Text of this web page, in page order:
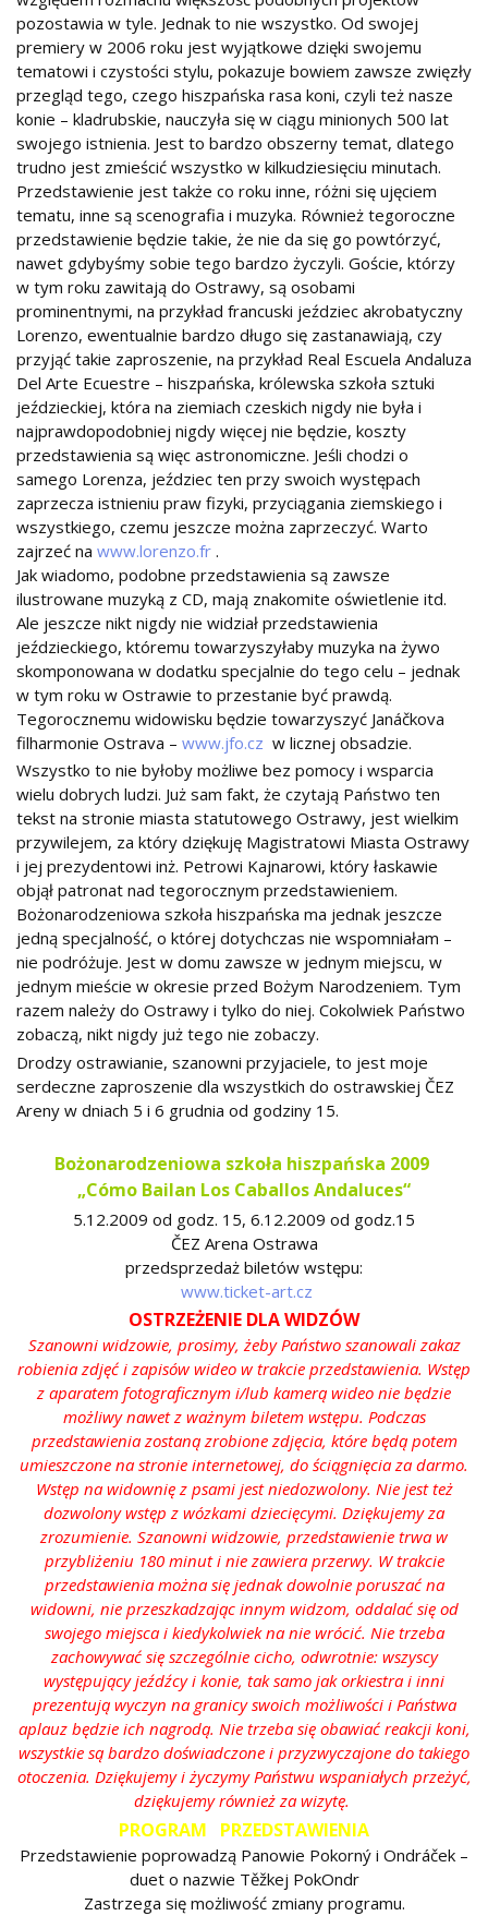
pozostawia w tyle. Jednak to nie wszystko. Od swojej
premiery w 2006 roku jest wyjątkowe dzięki swojemu
tematowi i czystości stylu, pokazuje bowiem zawsze zwięzły
przegląd tego, czego hiszpańska rasa koni, czyli też nasze
konie – kladrubskie, nauczyła się w ciągu minionych 500 lat
swojego istnienia. Jest to bardzo obszerny temat, dlatego
trudno jest zmieścić wszystko w kilkudziesięciu minutach.
Przedstawienie jest także co roku inne, różni się ujęciem
tematu, inne są scenografia i muzyka. Również tegoroczne
przedstawienie będzie takie, że nie da się go powtórzyć,
nawet gdybyśmy sobie tego bardzo życzyli. Goście, którzy
w tym roku zawitają do Ostrawy, są osobami
prominentnymi, na przykład francuski jeździec akrobatyczny
Lorenzo, ewentualnie bardzo długo się zastanawiają, czy
przyjąć takie zaproszenie, na przykład Real Escuela Andaluza
Del Arte Ecuestre – hiszpańska, królewska szkoła sztuki
jeździeckiej, która na ziemiach czeskich nigdy nie była i
najprawdopodobniej nigdy więcej nie będzie, koszty
przedstawienia są więc astronomiczne. Jeśli chodzi o
samego Lorenza, jeździec ten przy swoich występach
zaprzecza istnieniu praw fizyki, przyciągania ziemskiego i
wszystkiego, czemu jeszcze można zaprzeczyć. Warto
zajrzeć na www.lorenzo.fr .
Jak wiadomo, podobne przedstawienia są zawsze
ilustrowane muzyką z CD, mają znakomite oświetlenie itd.
Ale jeszcze nikt nigdy nie widział przedstawienia
jeździeckiego, któremu towarzyszyłaby muzyka na żywo
skomponowana w dodatku specjalnie do tego celu – jednak
w tym roku w Ostrawie to przestanie być prawdą.
Tegorocznemu widowisku będzie towarzyszyć Janáčkova
filharmonie Ostrava – www.jfo.cz w licznej obsadzie.
Wszystko to nie byłoby możliwe bez pomocy i wsparcia
wielu dobrych ludzi. Już sam fakt, że czytają Państwo ten
tekst na stronie miasta statutowego Ostrawy, jest wielkim
przywilejem, za który dziękuję Magistratowi Miasta Ostrawy
i jej prezydentowi inż. Petrowi Kajnarowi, który łaskawie
objął patronat nad tegorocznym przedstawieniem.
Bożonarodzeniowa szkoła hiszpańska ma jednak jeszcze
jedną specjalność, o której dotychczas nie wspomniałam –
nie podróżuje. Jest w domu zawsze w jednym miejscu, w
jednym mieście w okresie przed Bożym Narodzeniem. Tym
razem należy do Ostrawy i tylko do niej. Cokolwiek Państwo
zobaczą, nikt nigdy już tego nie zobaczy.
Drodzy ostrawianie, szanowni przyjaciele, to jest moje
serdeczne zaproszenie dla wszystkich do ostrawskiej ČEZ
Areny w dniach 5 i 6 grudnia od godziny 15.
Bożonarodzeniowa szkoła hiszpańska 2009
„Cómo Bailan Los Caballos Andaluces“
5.12.2009 od godz. 15, 6.12.2009 od godz.15
ČEZ Arena Ostrawa
przedsprzedaż biletów wstępu:
www.ticket-art.cz
OSTRZEŻENIE DLA WIDZÓW
Szanowni widzowie, prosimy, żeby Państwo szanowali zakaz
robienia zdjęć i zapisów wideo w trakcie przedstawienia. Wstęp
z aparatem fotograficznym i/lub kamerą wideo nie będzie
możliwy nawet z ważnym biletem wstępu. Podczas
przedstawienia zostaną zrobione zdjęcia, które będą potem
umieszczone na stronie internetowej, do ściągnięcia za darmo.
Wstęp na widownię z psami jest niedozwolony. Nie jest też
dozwolony wstęp z wózkami dziecięcymi. Dziękujemy za
zrozumienie. Szanowni widzowie, przedstawienie trwa w
przybliżeniu 180 minut i nie zawiera przerwy. W trakcie
przedstawienia można się jednak dowolnie poruszać na
widowni, nie przeszkadzając innym widzom, oddalać się od
swojego miejsca i kiedykolwiek na nie wrócić. Nie trzeba
zachowywać się szczególnie cicho, odwrotnie: wszyscy
występujący jeźdźcy i konie, tak samo jak orkiestra i inni
prezentują wyczyn na granicy swoich możliwości i Państwa
aplauz będzie ich nagrodą. Nie trzeba się obawiać reakcji koni,
wszystkie są bardzo doświadczone i przyzwyczajone do takiego
otoczenia. Dziękujemy i życzymy Państwu wspaniałych przeżyć,
dziękujemy również za wizytę.
PROGRAM PRZEDSTAWIENIA
Przedstawienie poprowadzą Panowie Pokorný i Ondráček –
duet o nazwie Těžkej PokOndr
Zastrzega się możliwość zmiany programu.